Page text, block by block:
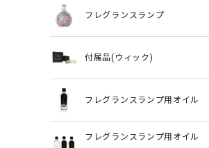
フレグランスランプ
付属品(ウィック)
フレグランスランプ用オイル
フレグランスランプ用オイル